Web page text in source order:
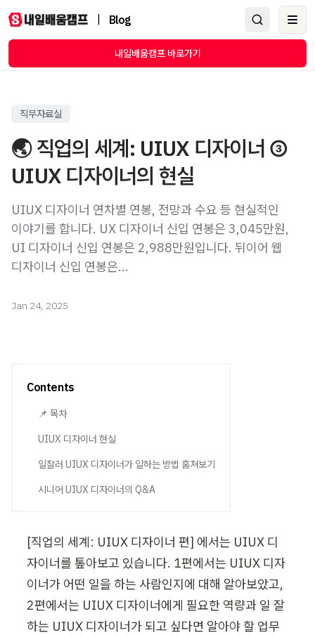
Blog
내일배움캠프 바로가기
직무자료실
🌏 직업의 세계: UIUX 디자이너 ③
UIUX 디자이너의 현실
UIUX 디자이너 연차별 연봉, 전망과 수요 등 현실적인
이야기를 합니다. UX 디자이너 신입 연봉은 3,045만원,
UI 디자이너 신입 연봉은 2,988만원입니다. 뒤이어 웹
디자이너 신입 연봉은...
Jan 24, 2025
Contents
📌 목차
UIUX 디자이너 현실
일잘러 UIUX 디자이너가 일하는 방법 훔쳐보기
시니어 UIUX 디자이너의 Q&A
[직업의 세계: UIUX 디자이너 편] 에서는 UIUX 디
자이너를 톺아보고 있습니다. 1편에서는 UIUX 디자
이너가 어떤 일을 하는 사람인지에 대해 알아보았고,
2편에서는 UIUX 디자이너에게 필요한 역량과 일 잘
하는 UIUX 디자이너가 되고 싶다면 알아야 할 업무